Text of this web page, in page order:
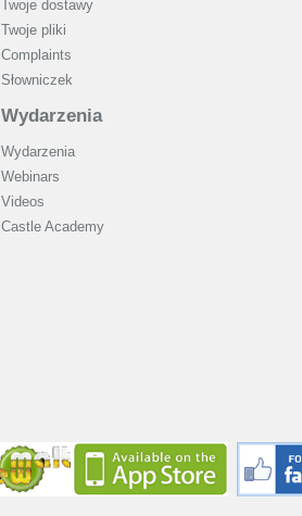
Twoje dostawy
Twoje pliki
Complaints
Słowniczek
Wydarzenia
Wydarzenia
Webinars
Videos
Castle Academy